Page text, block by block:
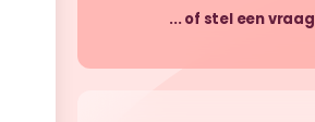
... of stel een vraag